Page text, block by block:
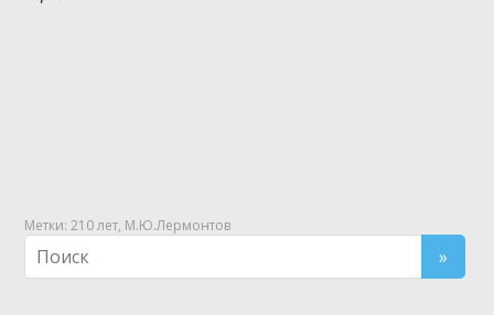
Метки:210 лет, М.Ю.Лермонтов